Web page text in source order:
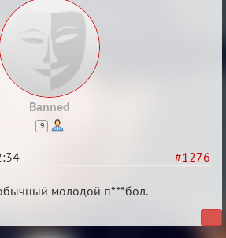
Banned
9
#1276
молодой п***бол.